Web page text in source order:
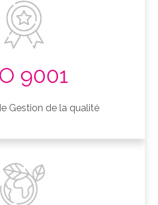
9001
Gestion de la qualité